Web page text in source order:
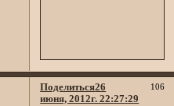
Поделиться 106
26
июня, 2012г. 22:27:29